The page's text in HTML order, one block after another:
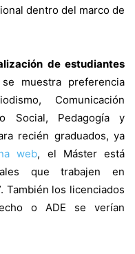
dentro del marco de
de estudiantes
muestra preferencia
Comunicación
Social, Pedagogía y
recién graduados, ya
web, el Máster está
que trabajen en
También los licenciados
o ADE se verían